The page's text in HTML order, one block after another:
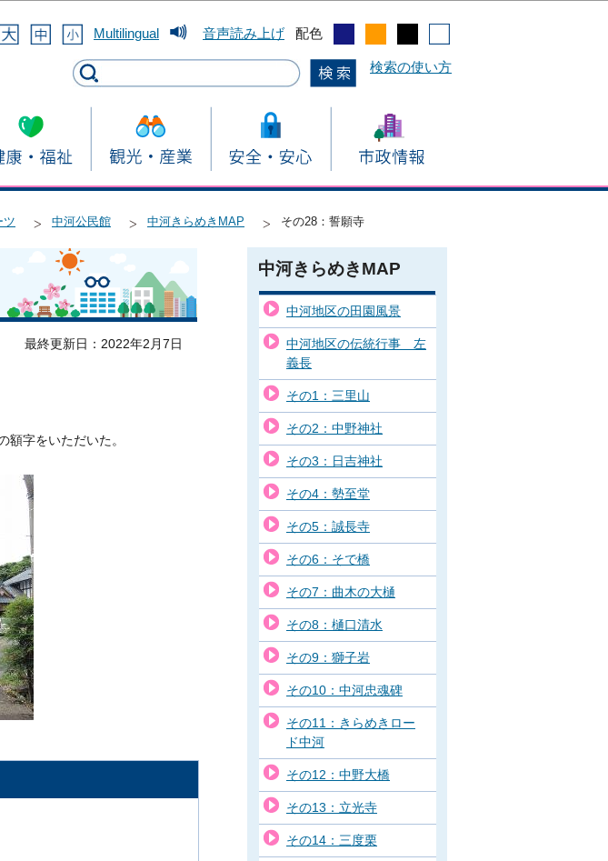
Multilingual 音声読み上げ 配色
検索の使い方
ツ 中河公民館 中河きらめきMAP その28：誓願寺
最終更新日：2022年2月7日
字をいただいた。
中河きらめきMAP
中河地区の田園風景
中河地区の伝統行事 左
義長
その1：三里山
その2：中野神社
その3：日吉神社
その4：勢至堂
その5：誠長寺
その6：そで橋
その7：曲木の大樋
その8：樋口清水
その9：獅子岩
その10：中河忠魂碑
その11：きらめきロー
ド中河
その12：中野大橋
その13：立光寺
その14：三度栗